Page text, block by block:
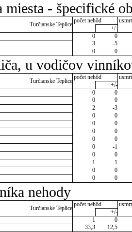
miesta - špecifické
Turčianske Teplice
počet nehôd
+/-
0
0
3
-5
0 0
u vodičov
Turčianske Teplice
počet nehôd
+/-
0
0
0
0
2
-3
0
0
0
0
0
0
0
0
0
-1
0
0
1
-1
0
0
0 0
nehody
Turčianske Teplice
počet nehôd
+/-
1
0
33,3 12,5